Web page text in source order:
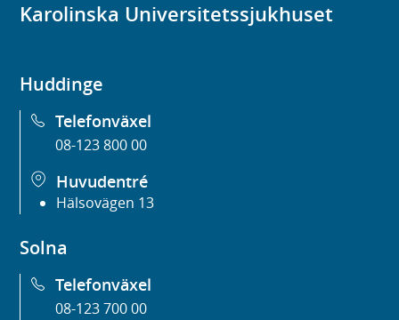
Karolinska Universitetssjukhuset
Huddinge
Telefonväxel
08-123 800 00
Huvudentré
Hälsovägen 13
Solna
Telefonväxel
08-123 700 00